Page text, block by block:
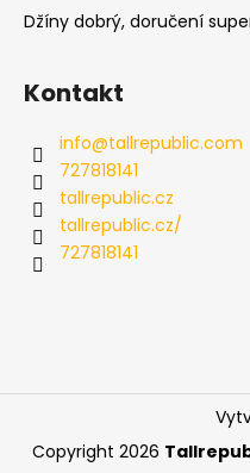
Džíny dobrý, doručení
Kontakt
info@tallrepublic.com
727818141
tallrepublic.cz
tallrepublic.cz/
727818141
Copyright 2026